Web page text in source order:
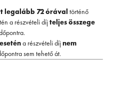
legalább 72 órával történő
a részvételi díj teljes összege
a részvételi díj nem
sem tehető át.